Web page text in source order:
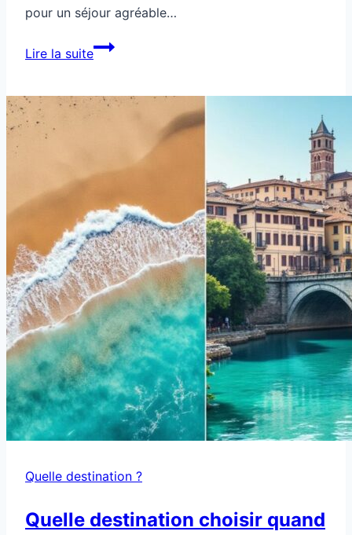
pour un séjour agréable…
Lire la suiteQuelle
une
sans
Quelle destination ?
Quelle destination choisir quand